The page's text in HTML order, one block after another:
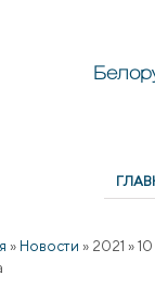
» Новости » 2021 » 10